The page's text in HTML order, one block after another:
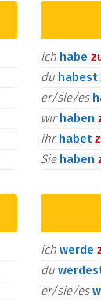
ich habe
du habest
er/sie/es
wirhaben
ihrhabet
Sie haben
ich werde
du
er/sie/es